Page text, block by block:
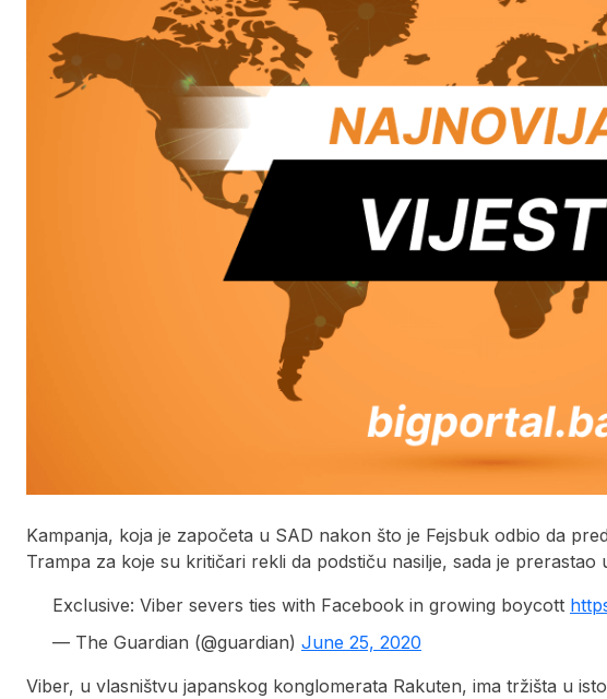
Kampanja, koja je započeta u SAD nakon što je Fejsbuk odbio da
Trampa za koje su kritičari rekli da podstiču nasilje, sada je
Exclusive: Viber severs ties with Facebook in growing boycott
— The Guardian (@guardian) June 25, 2020
Viber, u vlasništvu japanskog konglomerata Rakuten, ima tržišta u